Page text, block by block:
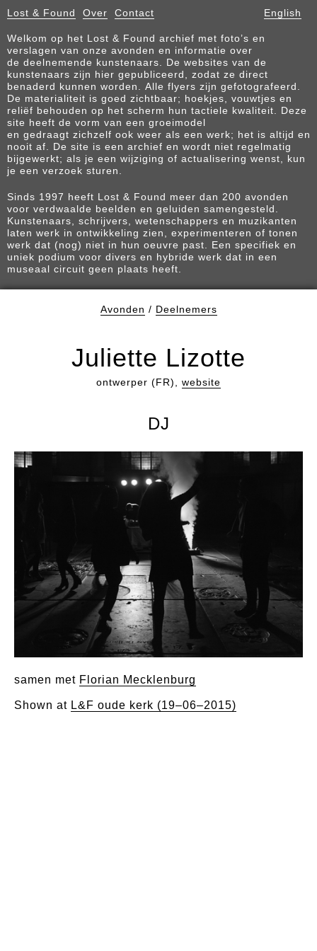
Lost & Found Over Contact English
Welkom op het Lost & Found archief met foto’s en
verslagen van onze avonden en informatie over
de deelnemende kunstenaars. De websites van de
kunstenaars zijn hier gepubliceerd, zodat ze direct
benaderd kunnen worden. Alle flyers zijn gefotografeerd.
De materialiteit is goed zichtbaar; hoekjes, vouwtjes en
reliëf behouden op het scherm hun tactiele kwaliteit. Deze
site heeft de vorm van een groeimodel
en gedraagt zichzelf ook weer als een werk; het is altijd en
nooit af. De site is een archief en wordt niet regelmatig
bijgewerkt; als je een wijziging of actualisering wenst, kun
je een verzoek sturen.
Sinds 1997 heeft Lost & Found meer dan 200 avonden
voor verdwaalde beelden en geluiden samengesteld.
Kunstenaars, schrijvers, wetenschappers en muzikanten
laten werk in ontwikkeling zien, experimenteren of tonen
werk dat (nog) niet in hun oeuvre past. Een specifiek en
uniek podium voor divers en hybride werk dat in een
museaal circuit geen plaats heeft.
Avonden / Deelnemers
Juliette Lizotte
ontwerper (FR), website
DJ
samen met Florian Mecklenburg
Shown at L&F oude kerk (19–06–2015)